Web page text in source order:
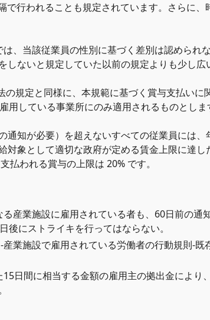
行われることも規定されています。さらに、
、当該従業員の性別に基づく差別は認められ
ないと規定していた以前の規定よりも少し広
の規定と同様に、本規範に基づく賞与支払いに
している事業所にのみ適用されるものとしま
知が必要）を超えないすべての従業員には、
対象として適切な政府が定める賃金上限に達
払われる賞与の上限は 20% です。
る産業施設に雇用されている者も、60日前の通
にストライキを行ってはならない。
-産業施設で雇用されている労働者の行動規則-既
日間に相当する金額の雇用主の拠出金により